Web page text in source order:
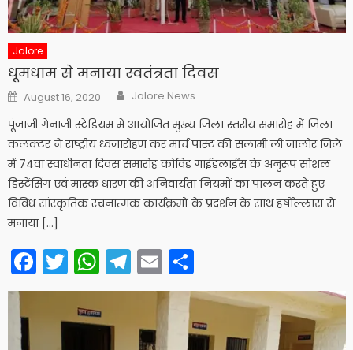
Jalore
धूमधाम से मनाया स्वतंत्रता दिवस
Posted
on
August 16, 2020 Author
Jalore News
पूंजाजी गेनाजी स्टेडियम में आयोजित मुख्य जिला स्तरीय समारोह में जिला
कलक्टर ने राष्ट्रीय ध्वजारोहण कर मार्च पास्ट की सलामी ली जालोर जिले
में 74वां स्वाधीनता दिवस समारोह कोविड गाईडलाईंस के अनुरूप सोशल
डिस्टेंसिंग एवं मास्क धारण की अनिवार्यता नियमों का पालन करते हुए
विविध सांस्कृतिक रचनात्मक कार्यक्रमों के प्रदर्शन के साथ हर्षोल्लास से
मनाया […]
Facebook
Twitter
WhatsApp
Telegram
Email